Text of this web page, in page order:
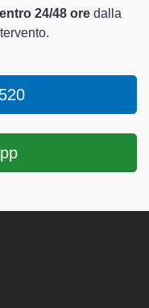
entro 24/48 ore dalla